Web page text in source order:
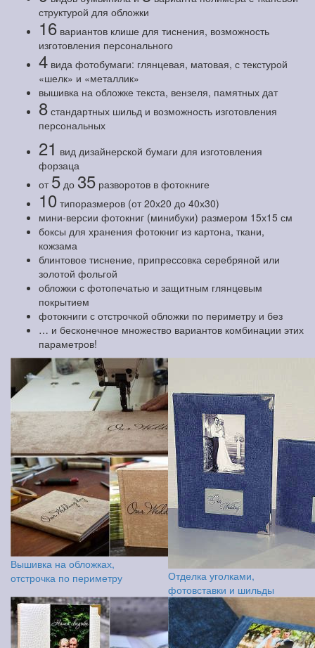
структурой для обложки
16 вариантов клише для тиснения, возможность
изготовления персонального
4 вида фотобумаги: глянцевая, матовая, с текстурой
«шелк» и «металлик»
вышивка на обложке текста, вензеля, памятных дат
8 стандартных шильд и возможность изготовления
персональных
21 вид дизайнерской бумаги для изготовления
форзаца
от 5 до 35 разворотов в фотокниге
10 типоразмеров (от 20х20 до 40х30)
мини-версии фотокниг (минибуки) размером 15х15 см
боксы для хранения фотокниг из картона, ткани,
кожзама
блинтовое тиснение, припрессовка серебряной или
золотой фольгой
обложки с фотопечатью и защитным глянцевым
покрытием
фотокниги с отстрочкой обложки по периметру и без
… и бесконечное множество вариантов комбинации этих
параметров!
Вышивка на обложках,
отстрочка по периметру
Отделка уголками,
фотовставки и шильды